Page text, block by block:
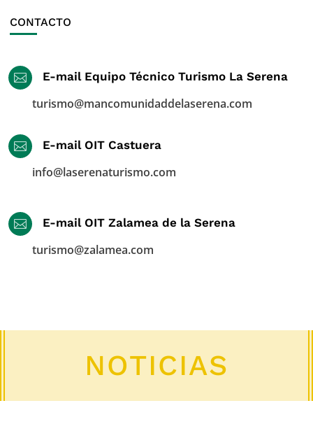
CONTACTO
 E-mail Equipo Técnico Turismo La Serena
turismo@mancomunidaddelaserena.com
 E-mail OIT Castuera
info@laserenaturismo.com
 E-mail OIT Zalamea de la Serena
turismo@zalamea.com
NOTICIAS